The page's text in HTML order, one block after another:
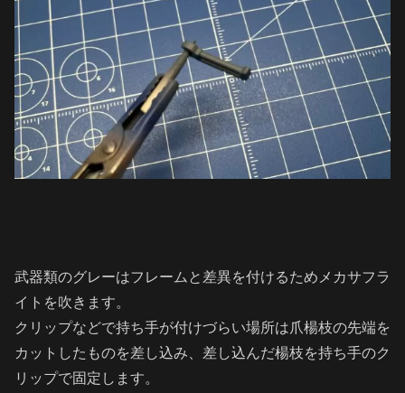
武器類のグレーはフレームと差異を付けるためメカサフラ
イトを吹きます。
クリップなどで持ち手が付けづらい場所は爪楊枝の先端を
カットしたものを差し込み、差し込んだ楊枝を持ち手のク
リップで固定します。